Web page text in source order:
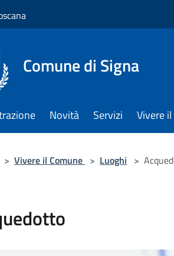
Comune di Signa
Novità Servizi Vivere
> Vivere il Comune > Luoghi >